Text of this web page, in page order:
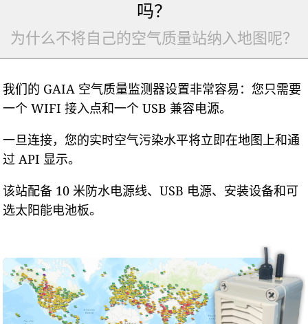
吗？
为什么不将自己的空气质量站纳入地图呢？
我们的 GAIA 空气质量监测器设置非常容易：您只需要
一个 WIFI 接入点和一个 USB 兼容电源。
一旦连接，您的实时空气污染水平将立即在地图上和通
过 API 显示。
该站配备 10 米防水电源线、USB 电源、安装设备和可
选太阳能电池板。